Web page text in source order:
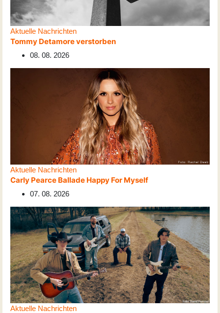
Aktuelle Nachrichten
Tommy Detamore verstorben
08. 08. 2026
Aktuelle Nachrichten
Carly Pearce Ballade Happy For Myself
07. 08. 2026
Aktuelle Nachrichten